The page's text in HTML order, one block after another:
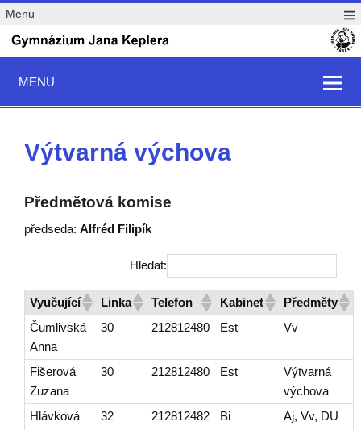
Menu
MENU
Výtvarná výchova
Předmětová komise
předseda:Alfréd Filipík
Hledat:
Vyučující Linka Telefon Kabinet
Předměty
Čumlivská
Anna
30 212812480 Est Vv
Fišerová
Zuzana
30 212812480 Est
Výtvarná
výchova
Hlávková
32 212812482 Bi Aj, Vv, DU